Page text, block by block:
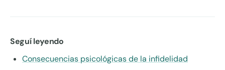
Seguí leyendo
Consecuencias psicológicas de la infidelidad